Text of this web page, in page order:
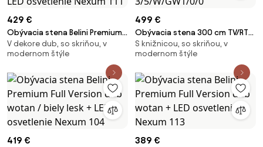
429 €
Obývacia stena Belini Premium
Full Version šedý antracit
Glamour Wood + LED osvetlenie
V dekore dub, so skriňou, v
modernom štýle
499 €
Obývacia stena 300 cm TV/RTV
sivá antracit grafit IMP PRIMO
3/5/W/GW1/0/0
S knižnicou, so skriňou, v
modernom štýle
419 € 389 €